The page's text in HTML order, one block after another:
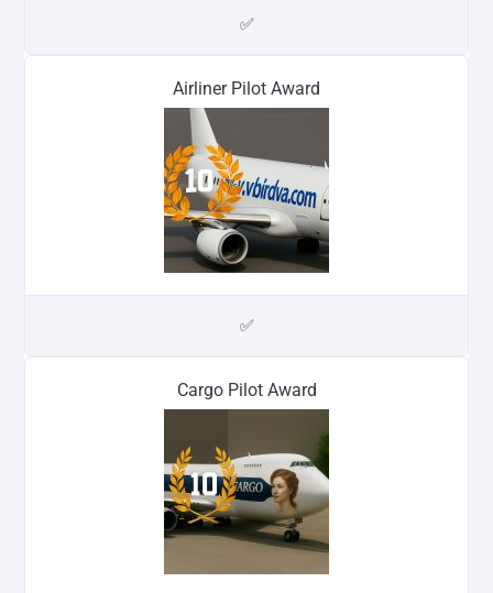
✅
Airliner Pilot Award
✅
Cargo Pilot Award